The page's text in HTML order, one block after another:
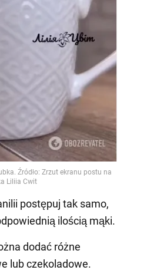
postępuj tak samo,
ilością mąki.
dodać różne
lub czekoladowe.